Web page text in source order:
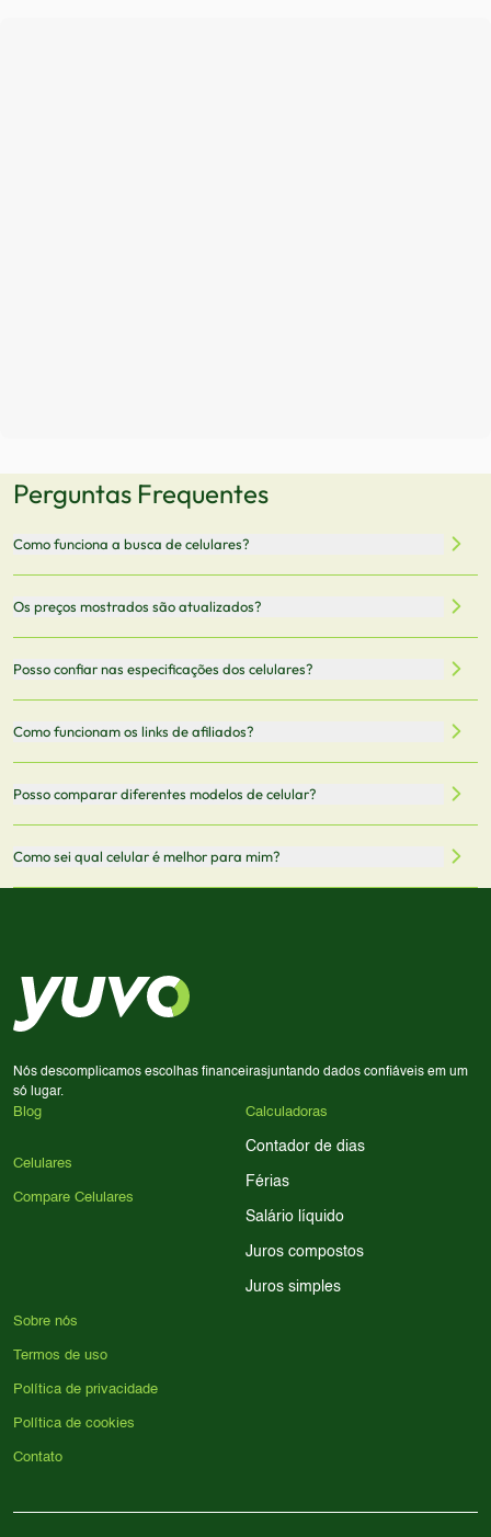
Perguntas Frequentes
Como funciona a busca de celulares?
armazenamento, memória RAM, bateria e conectividade
5G.
Os preços mostrados são atualizados?
vendedor antes de finalizar sua compra.
Posso confiar nas especificações dos celulares?
informações mais recentes de cada modelo.
Como funcionam os links de afiliados?
comissão sem custo adicional para você.
Posso comparar diferentes modelos de celular?
Sim! Você pode selecionar até 3 celulares para comparar
Como sei qual celular é melhor para mim?
processador e bateria são essenciais. Use nossos filtros
para encontrar o celular ideal.
Nós descomplicamos escolhas financeirasjuntando dados confiáveis em um
só lugar.
Blog
Celulares
Compare Celulares
Calculadoras
Contador de dias
Férias
Salário líquido
Juros compostos
Juros simples
Sobre nós
Termos de uso
Política de privacidade
Política de cookies
Contato